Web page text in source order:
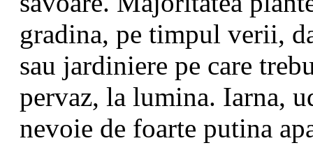
gradina, pe timpul verii,
sau jardiniere pe care
pervaz, la lumina. Iarna,
nevoie de foarte putina